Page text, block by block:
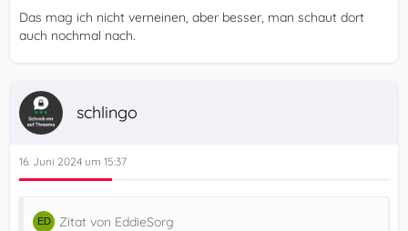
Das mag ich nicht verneinen, aber besser, man schaut dort
auch nochmal nach.
schlingo
16. Juni 2024 um 15:37
Zitat von EddieSorg